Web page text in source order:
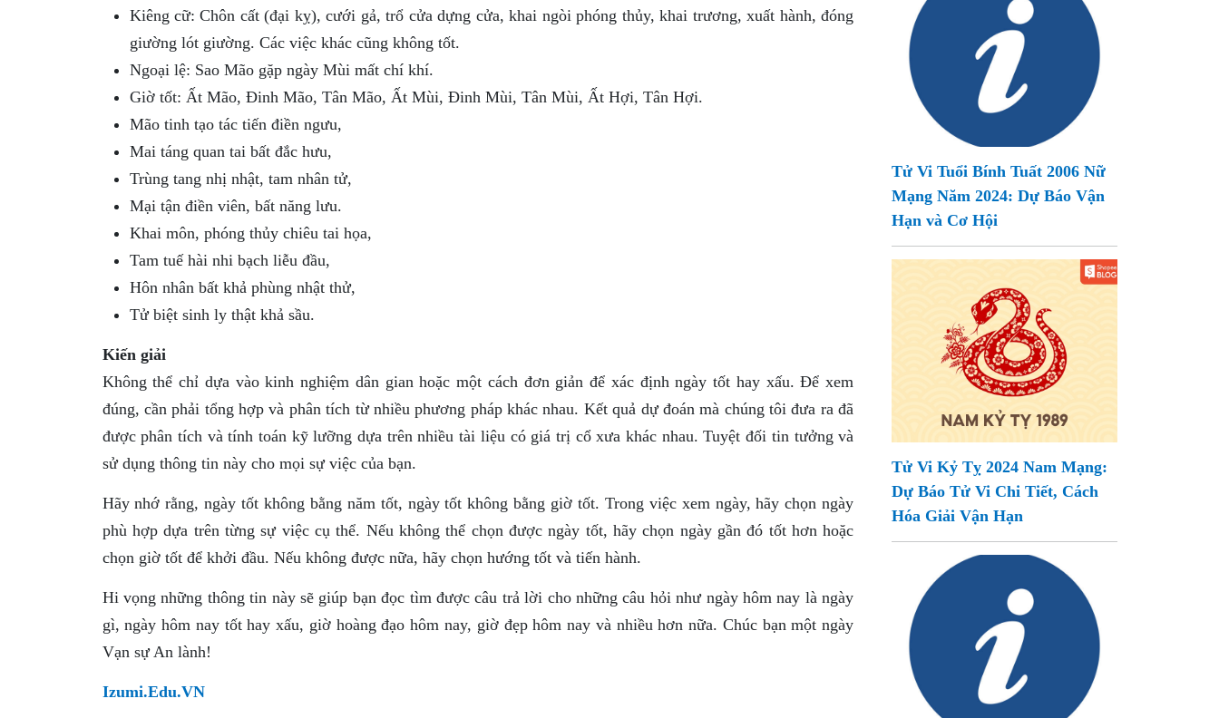
Kiêng cữ: Chôn cất (đại kỵ), cưới gả, trổ cửa dựng cửa, khai ngòi phóng thủy, khai trương, xuất hành, đóng
giường lót giường. Các việc khác cũng không tốt.
Ngoại lệ: Sao Mão gặp ngày Mùi mất chí khí.
Giờ tốt: Ất Mão, Đinh Mão, Tân Mão, Ất Mùi, Đinh Mùi, Tân Mùi, Ất Hợi, Tân Hợi.
Mão tinh tạo tác tiến điền ngưu,
Mai táng quan tai bất đắc hưu,
Trùng tang nhị nhật, tam nhân tử,
Mại tận điền viên, bất năng lưu.
Khai môn, phóng thủy chiêu tai họa,
Tam tuế hài nhi bạch liễu đầu,
Hôn nhân bất khả phùng nhật thử,
Tử biệt sinh ly thật khả sầu.
Kiến giải
Không thể chỉ dựa vào kinh nghiệm dân gian hoặc một cách đơn giản để xác định ngày tốt hay xấu. Để xem
đúng, cần phải tổng hợp và phân tích từ nhiều phương pháp khác nhau. Kết quả dự đoán mà chúng tôi đưa ra đã
được phân tích và tính toán kỹ lưỡng dựa trên nhiều tài liệu có giá trị cổ xưa khác nhau. Tuyệt đối tin tưởng và
sử dụng thông tin này cho mọi sự việc của bạn.
Hãy nhớ rằng, ngày tốt không bằng năm tốt, ngày tốt không bằng giờ tốt. Trong việc xem ngày, hãy chọn ngày
phù hợp dựa trên từng sự việc cụ thể. Nếu không thể chọn được ngày tốt, hãy chọn ngày gần đó tốt hơn hoặc
chọn giờ tốt để khởi đầu. Nếu không được nữa, hãy chọn hướng tốt và tiến hành.
Hi vọng những thông tin này sẽ giúp bạn đọc tìm được câu trả lời cho những câu hỏi như ngày hôm nay là ngày
gì, ngày hôm nay tốt hay xấu, giờ hoàng đạo hôm nay, giờ đẹp hôm nay và nhiều hơn nữa. Chúc bạn một ngày
Vạn sự An lành!
Izumi.Edu.VN
Tử Vi Tuổi Bính Tuất 2006 Nữ
Mạng Năm 2024: Dự Báo Vận
Hạn và Cơ Hội
Tử Vi Kỷ Tỵ 2024 Nam Mạng:
Dự Báo Tử Vi Chi Tiết, Cách
Hóa Giải Vận Hạn